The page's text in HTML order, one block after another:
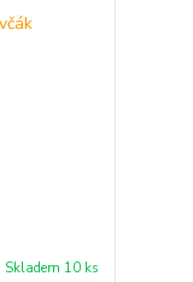
Skladem 10 ks